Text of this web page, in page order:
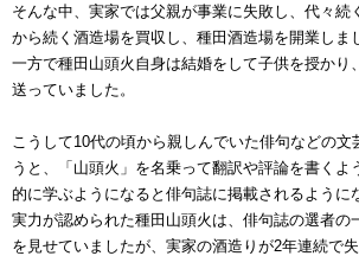
そんな中、実家では父親が事業に失敗し、代々続
から続く酒造場を買収し、種田酒造場を開業しま
一方で種田山頭火自身は結婚をして子供を授かり
送っていました。
こうして10代の頃から親しんでいた俳句などの文
うと、「山頭火」を名乗って翻訳や評論を書くよ
的に学ぶようになると俳句誌に掲載されるように
実力が認められた種田山頭火は、俳句誌の選者の
を見せていましたが、実家の酒造りが2年連続で